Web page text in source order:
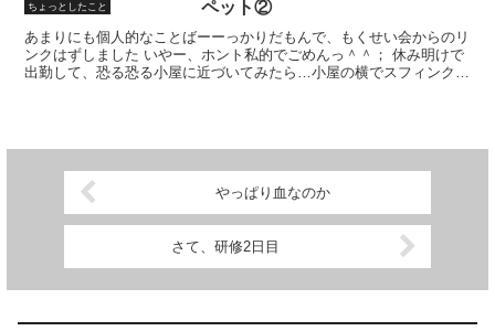
ちょっとしたこと ペット②
あまりにも個人的なことばーーっかりだもんで、もくせい会からのリ
ンクはずしました いやー、ホント私的でごめんっ＾＾； 休み明けで
出勤して、恐る恐る小屋に近づいてみたら…小屋の横でスフィンクス
やっぱり血なのか
さて、研修2日目